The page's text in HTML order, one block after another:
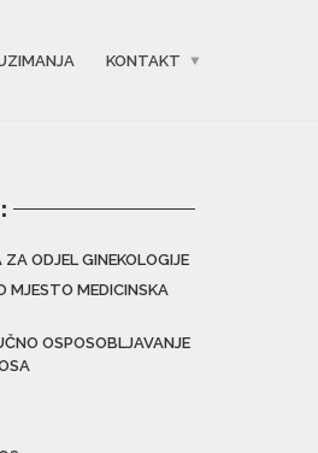
KONTAKT
ODJEL GINEKOLOGIJE
MJESTO MEDICINSKA
OSPOSOBLJAVANJE